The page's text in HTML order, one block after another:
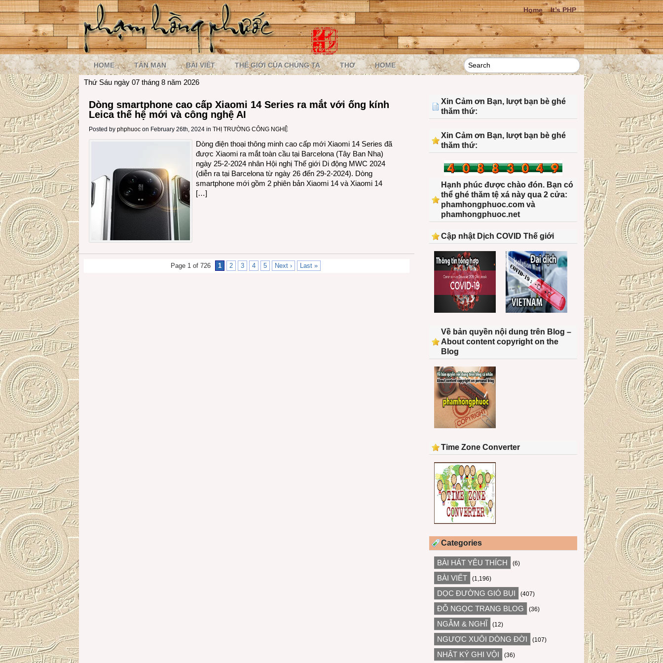
Home It’s PHP
HOME TẢN MẠN BÀI VIẾT THẾ GIỚI CỦA CHÚNG TA THƠ HOME
Thứ Sáu ngày 07 tháng 8 năm 2026
Dòng smartphone cao cấp Xiaomi 14 Series ra mắt với ống kính
Leica thế hệ mới và công nghệ AI
Posted by phphuoc on February 26th, 2024 in THỊ TRƯỜNG CÔNG NGHỆ
Dòng điện thoại thông minh cao cấp mới Xiaomi 14 Series đã
được Xiaomi ra mắt toàn cầu tại Barcelona (Tây Ban Nha)
ngày 25-2-2024 nhân Hội nghị Thế giới Di động MWC 2024
(diễn ra tại Barcelona từ ngày 26 đến 29-2-2024). Dòng
smartphone mới gồm 2 phiên bản Xiaomi 14 và Xiaomi 14
[…]
Page 1 of 726 1 2 3 4 5 Next › Last »
Xin Cảm ơn Bạn, lượt bạn bè ghé
thăm thứ:
Xin Cảm ơn Bạn, lượt bạn bè ghé
thăm thứ:
Hạnh phúc được chào đón. Bạn có
thể ghé thăm tệ xá này qua 2 cửa:
phamhongphuoc.com và
phamhongphuoc.net
Cập nhật Dịch COVID Thế giới
Về bản quyền nội dung trên Blog –
About content copyright on the
Blog
Time Zone Converter
Categories
BÀI HÁT YÊU THÍCH (6)
BÀI VIẾT (1,196)
DỌC ĐƯỜNG GIÓ BỤI (407)
ĐỖ NGỌC TRANG BLOG (36)
NGẪM & NGHĨ (12)
NGƯỢC XUÔI DÒNG ĐỜI (107)
NHẬT KÝ GHI VỘI (36)